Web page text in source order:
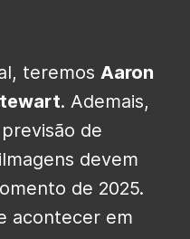
teremos Aaron
. Ademais,
de
devem
de 2025.
acontecer em